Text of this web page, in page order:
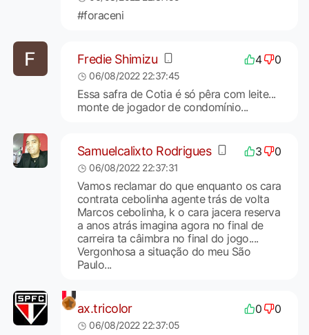
#foraceni
Fredie Shimizu 4 0
06/08/2022 22:37:45
Essa safra de Cotia é só pêra com leite...
monte de jogador de condomínio...
Samuelcalixto Rodrigues 3 0
06/08/2022 22:37:31
Vamos reclamar do que enquanto os cara
contrata cebolinha agente trás de volta
Marcos cebolinha, k o cara jacera reserva
a anos atrás imagina agora no final de
carreira ta câimbra no final do jogo....
Vergonhosa a situação do meu São
Paulo...
ax.tricolor 0 0
06/08/2022 22:37:05